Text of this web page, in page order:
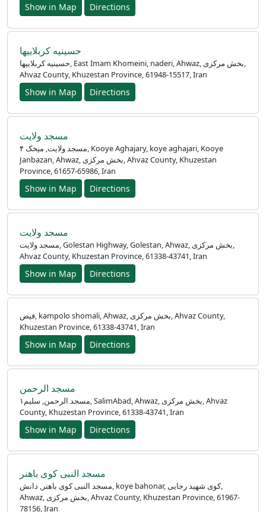
Sayfa
Prayer
Times
English
العربيّة
français
اردو
Show in Map Directions
حسینیه کربلاییها
حسینیه کربلاییها, East Imam Khomeini, naderi, Ahwaz, بخش مرکزی,
Ahvaz County, Khuzestan Province, 61948-15517, Iran
Show in Map Directions
مسجد ولایت
مسجد ولایت, میخک ۴, Kooye Aghajary, koye aghajari, Kooye
Janbazan, Ahwaz, بخش مرکزی, Ahvaz County, Khuzestan
Province, 61657-65986, Iran
Show in Map Directions
مسجد ولایت
مسجد ولایت, Golestan Highway, Golestan, Ahwaz, بخش مرکزی,
Ahvaz County, Khuzestan Province, 61338-43741, Iran
Show in Map Directions
فیض, kampolo shomali, Ahwaz, بخش مرکزی, Ahvaz County,
Khuzestan Province, 61338-43741, Iran
Show in Map Directions
مسجد الرحمن
مسجد الرحمن, سلیم۱, SalimAbad, Ahwaz, بخش مرکزی, Ahvaz
County, Khuzestan Province, 61338-43741, Iran
Show in Map Directions
مسجد النبی کوی باهنر
مسجد النبی کوی باهنر, دانش, koye bahonar, کوی شهید رجایی,
Ahwaz, بخش مرکزی, Ahvaz County, Khuzestan Province, 61967-
78156, Iran